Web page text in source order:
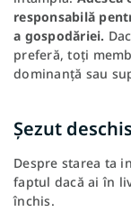
responsabilă
a gospodăriei.
preferă, toți
dominanță sau
Șezut
Despre starea ta
faptul dacă ai în
închis.